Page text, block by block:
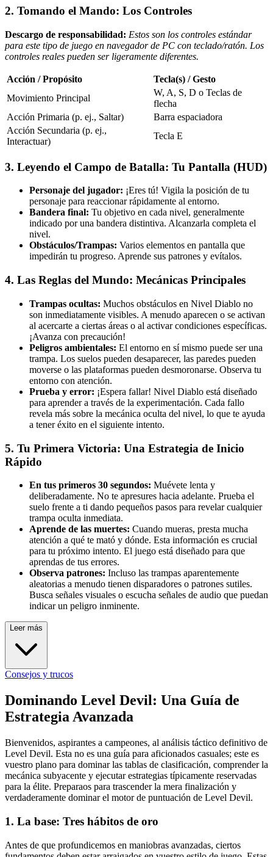
2. Tomando el Mando: Los Controles
Descargo de responsabilidad: Estos son los controles estándar
para este tipo de juego en navegador de PC con teclado/ratón. Los
controles reales pueden ser ligeramente diferentes.
Acción / Propósito
Tecla(s) / Gesto
Movimiento Principal
W, A, S, D o Teclas de
flecha
Acción Primaria (p. ej., Saltar)
Barra espaciadora
Acción Secundaria (p. ej.,
Interactuar)
Tecla E
3. Leyendo el Campo de Batalla: Tu Pantalla (HUD)
Personaje del jugador: ¡Eres tú! Vigila la posición de tu
personaje para reaccionar rápidamente al entorno.
Bandera final: Tu objetivo en cada nivel, generalmente
indicado por una bandera distintiva. Alcanzarla completa el
nivel.
Obstáculos/Trampas: Varios elementos en pantalla que
impedirán tu progreso. Aprende sus patrones y evítalos.
4. Las Reglas del Mundo: Mecánicas Principales
Trampas ocultas: Muchos obstáculos en Nivel Diablo no
son inmediatamente visibles. A menudo aparecen o se activan
al acercarte a ciertas áreas o al activar condiciones específicas.
¡Avanza con precaución!
Peligros ambientales: El entorno en sí mismo puede ser una
trampa. Los suelos pueden desaparecer, las paredes pueden
moverse o las plataformas pueden desmoronarse. Observa tu
entorno con atención.
Prueba y error: ¡Espera fallar! Nivel Diablo está diseñado
para aprender a través de la experimentación. Cada fallo
revela más sobre la mecánica oculta del nivel, lo que te ayuda
a tener éxito en el siguiente intento.
5. Tu Primera Victoria: Una Estrategia de Inicio
Rápido
En tus primeros 30 segundos: Muévete lenta y
deliberadamente. No te apresures hacia adelante. Prueba el
suelo frente a ti dando pequeños pasos para revelar cualquier
trampa oculta inmediata.
Aprende de las muertes: Cuando mueras, presta mucha
atención a qué te mató y dónde. Esta información es crucial
para tu próximo intento. El juego está diseñado para que
aprendas de tus errores.
Observa patrones: Incluso las trampas aparentemente
aleatorias a menudo tienen disparadores o patrones sutiles.
Busca señales visuales o escucha señales de audio que puedan
indicar un peligro inminente.
Leer más
Consejos y trucos
Dominando Level Devil: Una Guía de
Estrategia Avanzada
Bienvenidos, aspirantes a campeones, al análisis táctico definitivo de
Level Devil. Esta no es una guía para aficionados casuales; este es
vuestro plano para dominar las tablas de clasificación, comprender la
mecánica subyacente y ejecutar estrategias típicamente reservadas
para la élite. Preparaos para trascender la mera finalización y
verdaderamente dominar el motor de puntuación de Level Devil.
1. La base: Tres hábitos de oro
Antes de que profundicemos en maniobras avanzadas, ciertos